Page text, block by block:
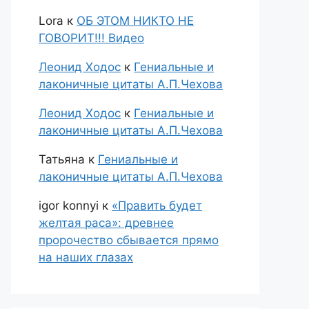
Lora к ОБ ЭТОМ НИКТО НЕ
ГОВОРИТ!!! Видео
Леонид Ходос к Гениальные и
лаконичные цитаты А.П.Чехова
Леонид Ходос к Гениальные и
лаконичные цитаты А.П.Чехова
Татьяна к Гениальные и
лаконичные цитаты А.П.Чехова
igor konnyi к «Править будет
желтая раса»: древнее
пророчество сбывается прямо
на наших глазах